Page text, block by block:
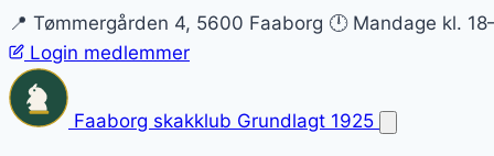
📍 Tømmergården 4, 5600 Faaborg 🕛 Mandage kl.
Login medlemmer
Faaborg skakklub Grundlagt 1925